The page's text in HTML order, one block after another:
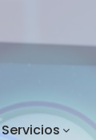
Servicios